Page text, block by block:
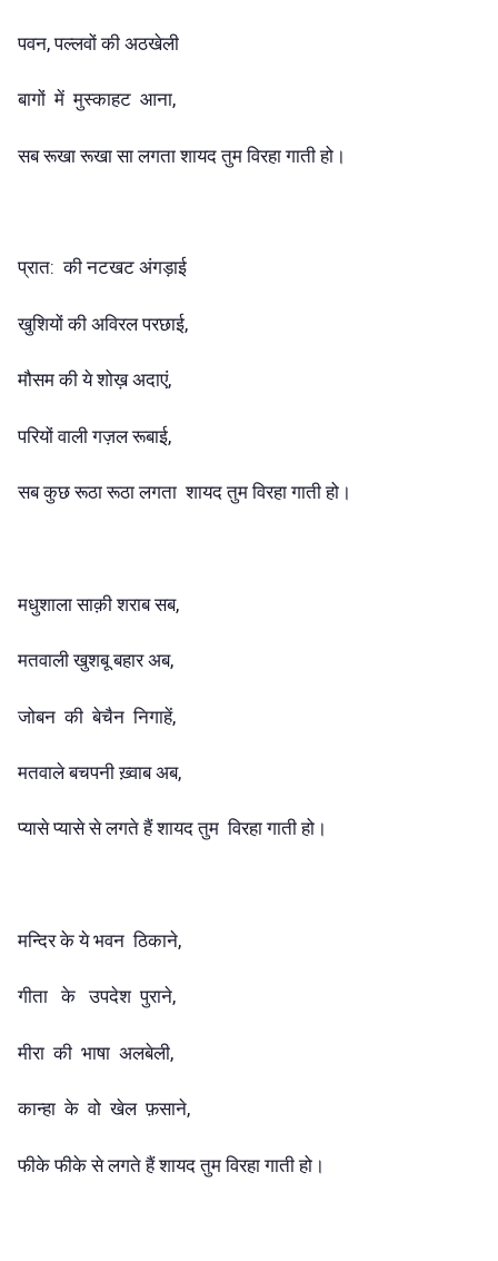
पवन, पल्लवों की अठखेली
बागों में मुस्काहट आना,
सब रूखा रूखा सा लगता शायद तुम विरहा गाती हो।
प्रात: की नटखट अंगड़ाई
खुशियों की अविरल परछाई,
मौसम की ये शोख़ अदाएं,
परियों वाली गज़ल रूबाई,
सब कुछ रूठा रूठा लगता शायद तुम विरहा गाती हो।
मधुशाला साक़ी शराब सब,
मतवाली खुशबू बहार अब,
जोबन की बेचैन निगाहें,
मतवाले बचपनी ख़्वाब अब,
प्यासे प्यासे से लगते हैं शायद तुम विरहा गाती हो।
मन्दिर के ये भवन ठिकाने,
गीता के उपदेश पुराने,
मीरा की भाषा अलबेली,
कान्हा के वो खेल फ़साने,
फीके फीके से लगते हैं शायद तुम विरहा गाती हो।